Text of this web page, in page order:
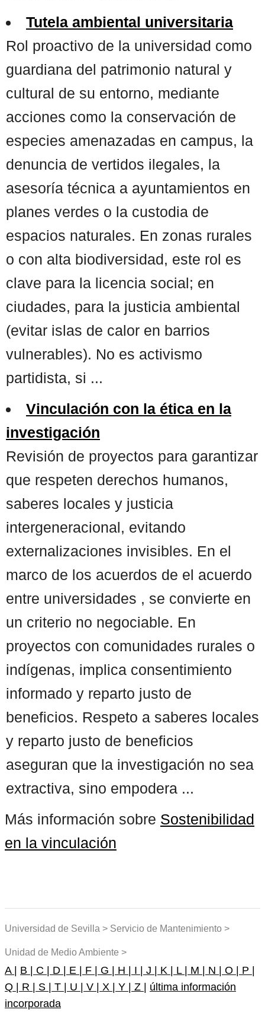
Tutela ambiental universitaria
Rol proactivo de la universidad como
guardiana del patrimonio natural y
cultural de su entorno, mediante
acciones como la conservación de
especies amenazadas en campus, la
denuncia de vertidos ilegales, la
asesoría técnica a ayuntamientos en
planes verdes o la custodia de
espacios naturales. En zonas rurales
o con alta biodiversidad, este rol es
clave para la licencia social; en
ciudades, para la justicia ambiental
(evitar islas de calor en barrios
vulnerables). No es activismo
partidista, si ...
Vinculación con la ética en la
investigación
Revisión de proyectos para garantizar
que respeten derechos humanos,
saberes locales y justicia
intergeneracional, evitando
externalizaciones invisibles. En el
marco de los acuerdos de el acuerdo
entre universidades , se convierte en
un criterio no negociable. En
proyectos con comunidades rurales o
indígenas, implica consentimiento
informado y reparto justo de
beneficios. Respeto a saberes locales
y reparto justo de beneficios
aseguran que la investigación no sea
extractiva, sino empodera ...
Más información sobre Sostenibilidad
en la vinculación
Universidad de Sevilla > Servicio de Mantenimiento >
Unidad de Medio Ambiente >
A | B | C | D | E | F | G | H | I | J | K | L | M | N | O | P |
Q | R | S | T | U | V | X | Y | Z | última información
incorporada